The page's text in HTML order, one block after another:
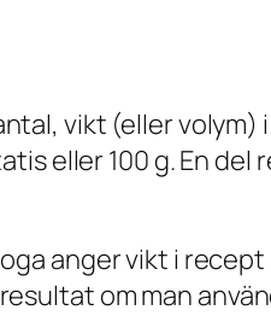
vikt (eller
eller 100 g. En
anger vikt i
om man